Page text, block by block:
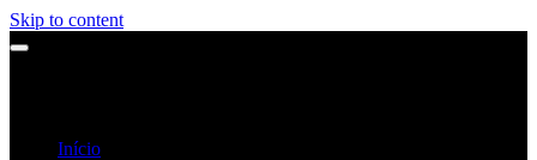
Skip to content
Início